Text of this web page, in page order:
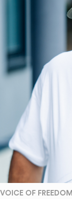
VOICE OF FREEDOM